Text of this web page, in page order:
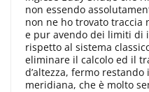
non essendo
non ne ho trovato traccia
e pur avendo dei limiti di
rispetto al si­stema
eliminare il calcolo ed il
d’altezza, fermo
meri­diana, che è molto